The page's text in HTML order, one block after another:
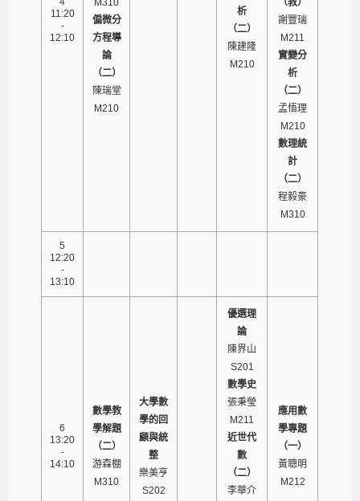
11:20
-
12:10
M310
偏微分
方程導
論
（二）
陳瑞堂
M210
析
（二）
陳建隆
M210
（教）
謝豐瑞
M211
實變分
析
（二）
孟悟理
M210
數理統
計
（二）
程毅豪
M310
5
12:20
-
13:10
6
13:20
-
14:10
數學教
學解題
（二）
游森棚
M310
大學數
學的回
顧與統
整
樂美亨
S202
優選理
論
陳界山
S201
數學史
張秉瑩
M211
近世代
數
（二）
李華介
應用數
學專題
（一）
黃聰明
M212